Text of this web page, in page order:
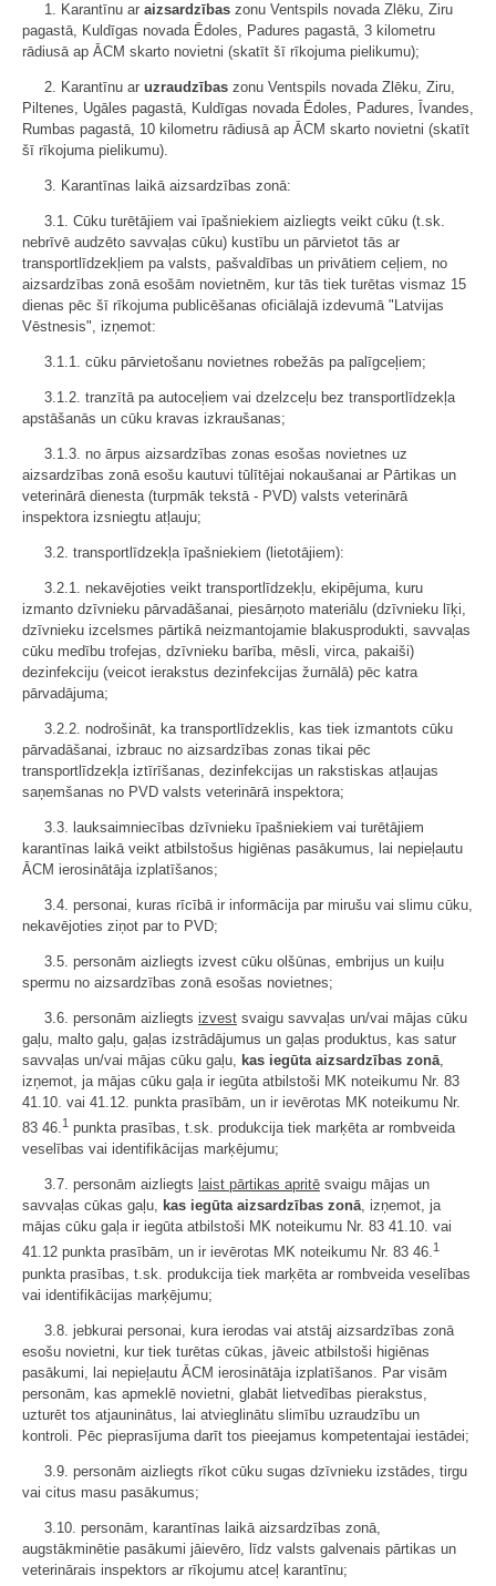
1. Karantīnu ar aizsardzības zonu Ventspils novada Zlēku, Ziru
pagastā, Kuldīgas novada Ēdoles, Padures pagastā, 3 kilometru
rādiusā ap ĀCM skarto novietni (skatīt šī rīkojuma pielikumu);
2. Karantīnu ar uzraudzības zonu Ventspils novada Zlēku, Ziru,
Piltenes, Ugāles pagastā, Kuldīgas novada Ēdoles, Padures, Īvandes,
Rumbas pagastā, 10 kilometru rādiusā ap ĀCM skarto novietni (skatīt
šī rīkojuma pielikumu).
3. Karantīnas laikā aizsardzības zonā:
3.1. Cūku turētājiem vai īpašniekiem aizliegts veikt cūku (t.sk.
nebrīvē audzēto savvaļas cūku) kustību un pārvietot tās ar
transportlīdzekļiem pa valsts, pašvaldības un privātiem ceļiem, no
aizsardzības zonā esošām novietnēm, kur tās tiek turētas vismaz 15
dienas pēc šī rīkojuma publicēšanas oficiālajā izdevumā "Latvijas
Vēstnesis", izņemot:
3.1.1. cūku pārvietošanu novietnes robežās pa palīgceļiem;
3.1.2. tranzītā pa autoceļiem vai dzelzceļu bez transportlīdzekļa
apstāšanās un cūku kravas izkraušanas;
3.1.3. no ārpus aizsardzības zonas esošas novietnes uz
aizsardzības zonā esošu kautuvi tūlītējai nokaušanai ar Pārtikas un
veterinārā dienesta (turpmāk tekstā - PVD) valsts veterinārā
inspektora izsniegtu atļauju;
3.2. transportlīdzekļa īpašniekiem (lietotājiem):
3.2.1. nekavējoties veikt transportlīdzekļu, ekipējuma, kuru
izmanto dzīvnieku pārvadāšanai, piesārņoto materiālu (dzīvnieku līķi,
dzīvnieku izcelsmes pārtikā neizmantojamie blakusprodukti, savvaļas
cūku medību trofejas, dzīvnieku barība, mēsli, virca, pakaiši)
dezinfekciju (veicot ierakstus dezinfekcijas žurnālā) pēc katra
pārvadājuma;
3.2.2. nodrošināt, ka transportlīdzeklis, kas tiek izmantots cūku
pārvadāšanai, izbrauc no aizsardzības zonas tikai pēc
transportlīdzekļa iztīrīšanas, dezinfekcijas un rakstiskas atļaujas
saņemšanas no PVD valsts veterinārā inspektora;
3.3. lauksaimniecības dzīvnieku īpašniekiem vai turētājiem
karantīnas laikā veikt atbilstošus higiēnas pasākumus, lai nepieļautu
ĀCM ierosinātāja izplatīšanos;
3.4. personai, kuras rīcībā ir informācija par mirušu vai slimu cūku,
nekavējoties ziņot par to PVD;
3.5. personām aizliegts izvest cūku olšūnas, embrijus un kuiļu
spermu no aizsardzības zonā esošas novietnes;
3.6. personām aizliegts izvest svaigu savvaļas un/vai mājas cūku
gaļu, malto gaļu, gaļas izstrādājumus un gaļas produktus, kas satur
savvaļas un/vai mājas cūku gaļu, kas iegūta aizsardzības zonā,
izņemot, ja mājas cūku gaļa ir iegūta atbilstoši MK noteikumu Nr. 83
41.10. vai 41.12. punkta prasībām, un ir ievērotas MK noteikumu Nr.
83 46.1 punkta prasības, t.sk. produkcija tiek marķēta ar rombveida
veselības vai identifikācijas marķējumu;
3.7. personām aizliegts laist pārtikas apritē svaigu mājas un
savvaļas cūkas gaļu, kas iegūta aizsardzības zonā, izņemot, ja
mājas cūku gaļa ir iegūta atbilstoši MK noteikumu Nr. 83 41.10. vai
41.12 punkta prasībām, un ir ievērotas MK noteikumu Nr. 83 46.1
punkta prasības, t.sk. produkcija tiek marķēta ar rombveida veselības
vai identifikācijas marķējumu;
3.8. jebkurai personai, kura ierodas vai atstāj aizsardzības zonā
esošu novietni, kur tiek turētas cūkas, jāveic atbilstoši higiēnas
pasākumi, lai nepieļautu ĀCM ierosinātāja izplatīšanos. Par visām
personām, kas apmeklē novietni, glabāt lietvedības pierakstus,
uzturēt tos atjauninātus, lai atvieglinātu slimību uzraudzību un
kontroli. Pēc pieprasījuma darīt tos pieejamus kompetentajai iestādei;
3.9. personām aizliegts rīkot cūku sugas dzīvnieku izstādes, tirgu
vai citus masu pasākumus;
3.10. personām, karantīnas laikā aizsardzības zonā,
augstākminētie pasākumi jāievēro, līdz valsts galvenais pārtikas un
veterinārais inspektors ar rīkojumu atceļ karantīnu;